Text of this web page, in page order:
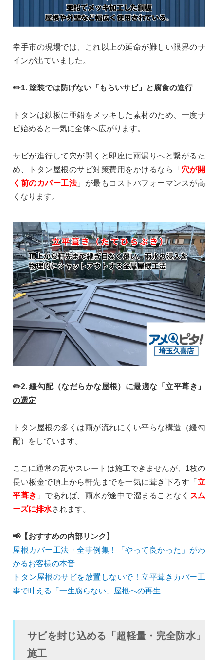
幸手市の現場では、これ以上の延命が難しい限界のサ
インが出ていました。
✏️1. 塗装では防げない「もらいサビ」と腐食の進行
トタンは鉄板に亜鉛をメッキした素材のため、一度サ
ビ始めると一気に全体へ広がります。
サビが進行して穴が開くと即座に雨漏りへと繋がるた
め、トタン屋根のサビ対策費用をかけるなら「 穴が開
く前のカバー工法」が最もコストパフォーマンスが高
くなります。
✏️2. 緩勾配（なだらかな屋根）に最適な「立平葺き」
の選定
トタン屋根の多くは雨が流れにくい平らな構造（緩勾
配）をしています。
ここに通常の瓦やスレートは施工できませんが、1枚の
長い板金で頂上から軒先までを一気に葺き下ろす「 立
平葺き 」であれば、雨水が途中で溜まることなく スム
ーズに排水されます。
📢【おすすめの内部リンク】
屋根カバー工法・全事例集！「やって良かった」がわ
かるお客様の本音
トタン屋根のサビを放置しないで！立平葺きカバー工
事で叶える「一生腐らない」屋根への再生
サビを封じ込める「超軽量・完全防水」
施工